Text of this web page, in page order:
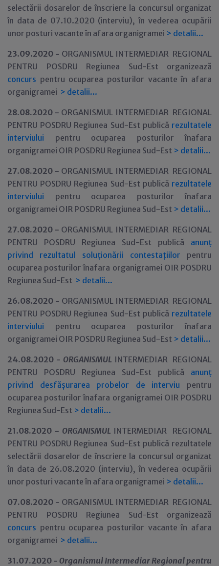
selectării dosarelor de înscriere la concursul organizat
în data de 07.10.2020 (interviu), în vederea ocupării
unor posturi vacante în afara organigramei > detalii...
23.09.2020 - ORGANISMUL INTERMEDIAR REGIONAL
PENTRU POSDRU Regiunea Sud-Est organizează
concurs pentru ocuparea posturilor vacante în afara
organigramei > detalii...
28.08.2020 - ORGANISMUL INTERMEDIAR REGIONAL
PENTRU POSDRU Regiunea Sud-Est publică rezultatele
interviului pentru ocuparea posturilor înafara
organigramei OIR POSDRU Regiunea Sud-Est > detalii...
27.08.2020 - ORGANISMUL INTERMEDIAR REGIONAL
PENTRU POSDRU Regiunea Sud-Est publică rezultatele
interviului pentru ocuparea posturilor înafara
organigramei OIR POSDRU Regiunea Sud-Est > detalii...
27.08.2020 - ORGANISMUL INTERMEDIAR REGIONAL
PENTRU POSDRU Regiunea Sud-Est publică anunț
privind rezultatul soluționării contestațiilor pentru
ocuparea posturilor înafara organigramei OIR POSDRU
Regiunea Sud-Est > detalii...
26.08.2020 - ORGANISMUL INTERMEDIAR REGIONAL
PENTRU POSDRU Regiunea Sud-Est publică rezultatele
interviului pentru ocuparea posturilor înafara
organigramei OIR POSDRU Regiunea Sud-Est > detalii...
24.08.2020 - ORGANISMUL INTERMEDIAR REGIONAL
PENTRU POSDRU Regiunea Sud-Est publică anunț
privind desfășurarea probelor de interviu pentru
ocuparea posturilor înafara organigramei OIR POSDRU
Regiunea Sud-Est > detalii...
21.08.2020 - ORGANISMUL INTERMEDIAR REGIONAL
PENTRU POSDRU Regiunea Sud-Est publică rezultatele
selectării dosarelor de înscriere la concursul organizat
în data de 26.08.2020 (interviu), în vederea ocupării
unor posturi vacante în afara organigramei > detalii...
07.08.2020 - ORGANISMUL INTERMEDIAR REGIONAL
PENTRU POSDRU Regiunea Sud-Est organizează
concurs pentru ocuparea posturilor vacante în afara
organigramei > detalii...
31.07.2020 - Organismul Intermediar Regional pentru